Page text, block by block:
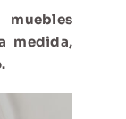
medida,